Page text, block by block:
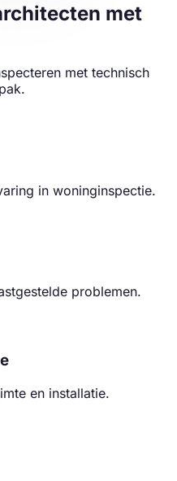
met
met technisch
in woninginspectie.
problemen.
en installatie.